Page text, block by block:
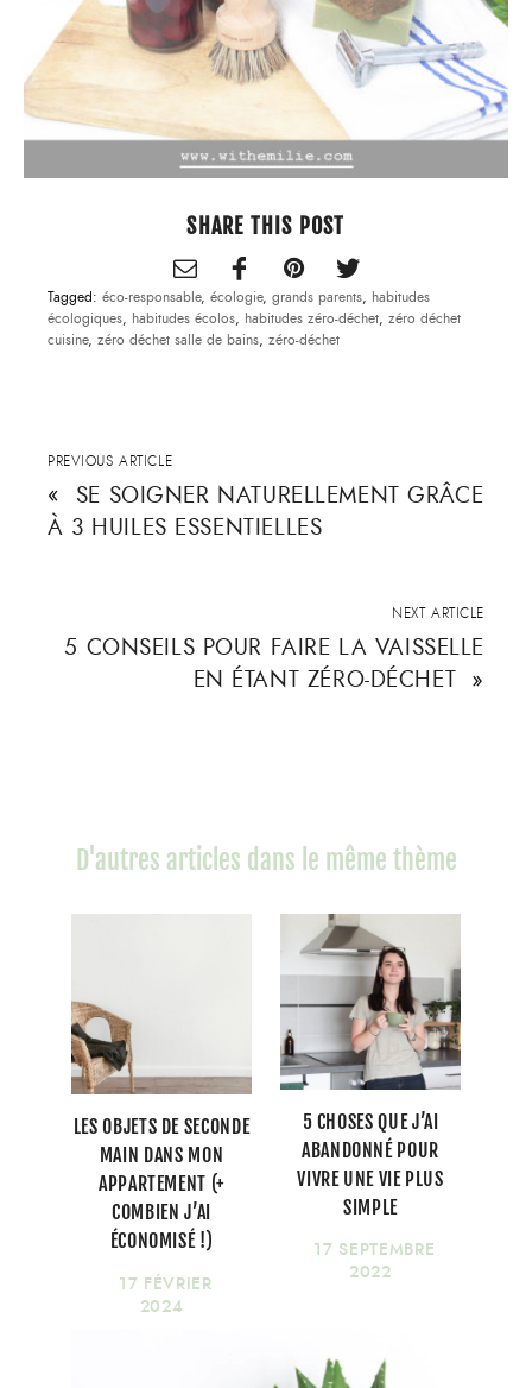
SHARE THIS POST
Tagged: éco-responsable, écologie, grands parents, habitudes
écologiques, habitudes écolos, habitudes zéro-déchet, zéro déchet
cuisine, zéro déchet salle de bains, zéro-déchet
PREVIOUS ARTICLE
« SE SOIGNER NATURELLEMENT GRÂCE
À 3 HUILES ESSENTIELLES
NEXT ARTICLE
5 CONSEILS POUR FAIRE LA VAISSELLE
EN ÉTANT ZÉRO-DÉCHET »
D'autres articles dans le même thème
LES OBJETS DE SECONDE
MAIN DANS MON
APPARTEMENT (+
COMBIEN J’AI
ÉCONOMISÉ !)
17 FÉVRIER
2024
5 CHOSES QUE J’AI
ABANDONNÉ POUR
VIVRE UNE VIE PLUS
SIMPLE
17 SEPTEMBRE
2022